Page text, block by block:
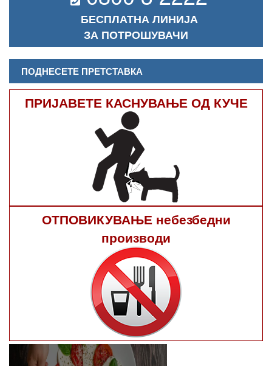
БЕСПЛАТНА ЛИНИЈА
ЗА ПОТРОШУВАЧИ
ПОДНЕСЕТЕ ПРЕТСТАВКА
ПРИЈАВЕТЕ КАСНУВАЊЕ ОД КУЧЕ
ОТПОВИКУВАЊЕ небезбедни
производи